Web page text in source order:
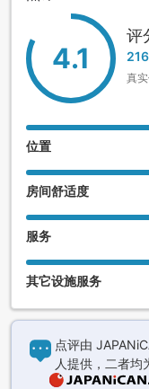
4.1
评
真
位置
房间舒适度
服务
其它设施服务
点评由
人提供，二者均